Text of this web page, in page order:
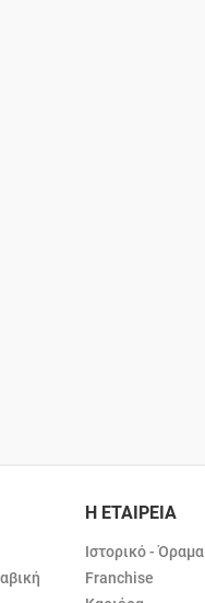
Η ΕΤΑΙΡΕΙΑ
Ιστορικό - Όραμα
Franchise